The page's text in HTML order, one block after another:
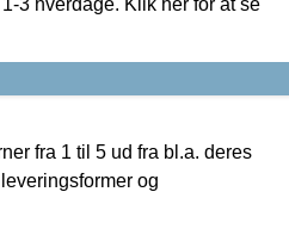
fra 1 til 5 ud fra bl.a. deres
og